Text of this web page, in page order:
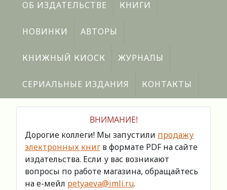
ОБ ИЗДАТЕЛЬСТВЕ КНИГИ
НОВИНКИ АВТОРЫ
КНИЖНЫЙ КИОСК ЖУРНАЛЫ
СЕРИАЛЬНЫЕ ИЗДАНИЯ КОНТАКТЫ
ВНИМАНИЕ!
Дорогие коллеги! Мы запустили продажу
электронных книг в формате PDF на сайте
издательства. Если у вас возникают
вопросы по работе магазина, обращайтесь
на е-мейл petyaeva@imli.ru.